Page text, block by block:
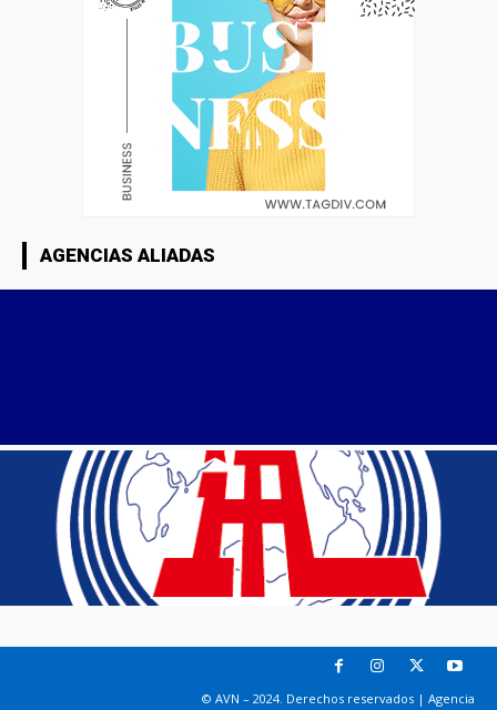
AGENCIAS ALIADAS
© AVN – 2024. Derechos reservados | Agencia